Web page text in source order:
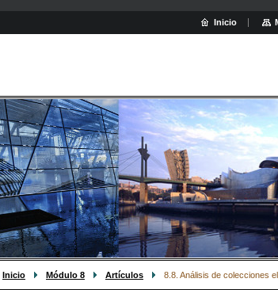
Inicio Módulo 8 Artículos 8.8. Análisis de colecciones
Inicio